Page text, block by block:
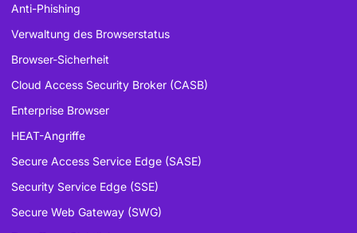
Anti-Phishing
Verwaltung des Browserstatus
Browser-Sicherheit
Cloud Access Security Broker (CASB)
Enterprise Browser
HEAT-Angriffe
Secure Access Service Edge (SASE)
Security Service Edge (SSE)
Secure Web Gateway (SWG)